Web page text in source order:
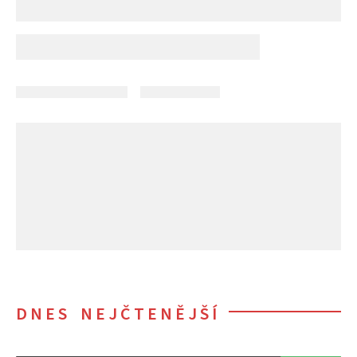
DNES NEJČTENĚJŠÍ